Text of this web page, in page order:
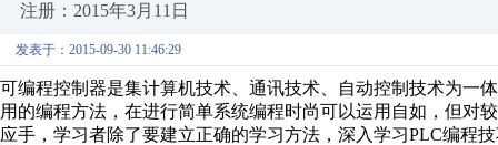
注册：2015年3月11日
发表于：2015-09-30 11:46:29
可编程控制器是集计算机技术、通讯技术、自动控制技术为一
用的编程方法，在进行简单系统编程时尚可以运用自如，但对
应手，学习者除了要建立正确的学习方法，深入学习PLC编程